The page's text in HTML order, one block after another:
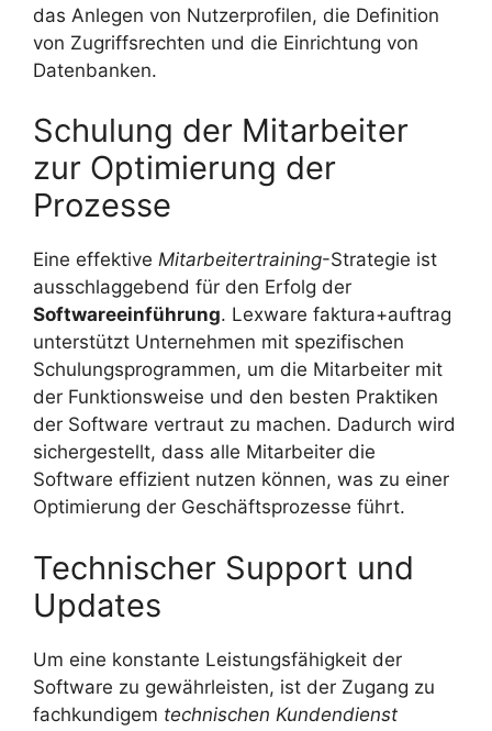
das Anlegen von Nutzerprofilen, die Definition
von Zugriffsrechten und die Einrichtung von
Datenbanken.
Schulung der Mitarbeiter
zur Optimierung der
Prozesse
Eine effektive Mitarbeitertraining-Strategie ist
ausschlaggebend für den Erfolg der
Softwareeinführung. Lexware faktura+auftrag
unterstützt Unternehmen mit spezifischen
Schulungsprogrammen, um die Mitarbeiter mit
der Funktionsweise und den besten Praktiken
der Software vertraut zu machen. Dadurch wird
sichergestellt, dass alle Mitarbeiter die
Software effizient nutzen können, was zu einer
Optimierung der Geschäftsprozesse führt.
Technischer Support und
Updates
Um eine konstante Leistungsfähigkeit der
Software zu gewährleisten, ist der Zugang zu
fachkundigem technischen Kundendienst